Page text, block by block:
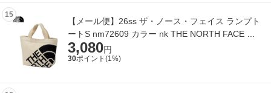
15
【メール便】26ss ザ・ノース・フェイス ランプト
ートS nm72609 カラー nk THE NORTH FACE 正
規品
3,080円
30ポイント(1%)